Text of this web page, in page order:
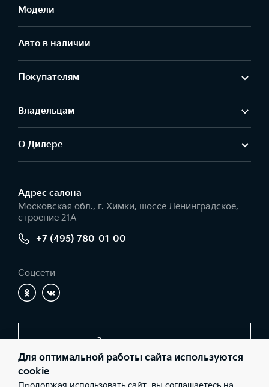
Модели
Авто в наличии
Покупателям
Владельцам
О Дилере
Адрес салонa
Московская обл., г. Химки, шоссе Ленинградское,
строение 21А
+7 (495) 780-01-00
Соцсети
Заказать звонок
Для оптимальной работы сайта используются
cookie